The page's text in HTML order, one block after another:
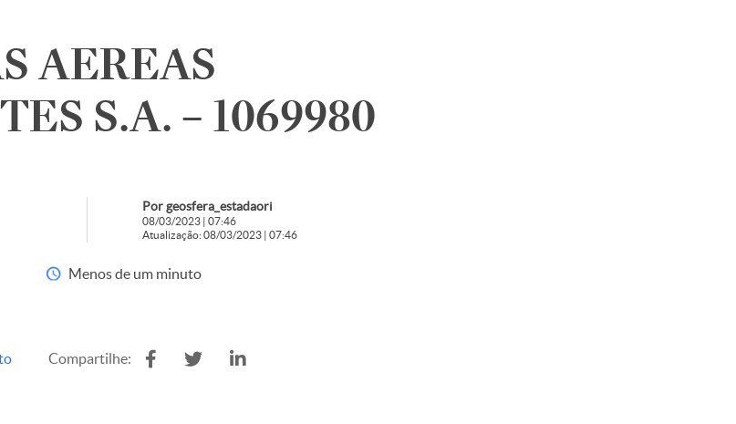
AEREAS
S.A. – 1069980
Por geosfera_estadaori
08/03/2023 | 07:46
Atualização: 08/03/2023 | 07:46
Menos de um minuto
Compartilhe: